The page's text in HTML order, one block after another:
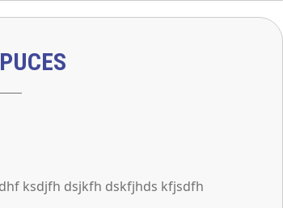
ksdjfh dsjkfh dskfjhds kfjsdfh